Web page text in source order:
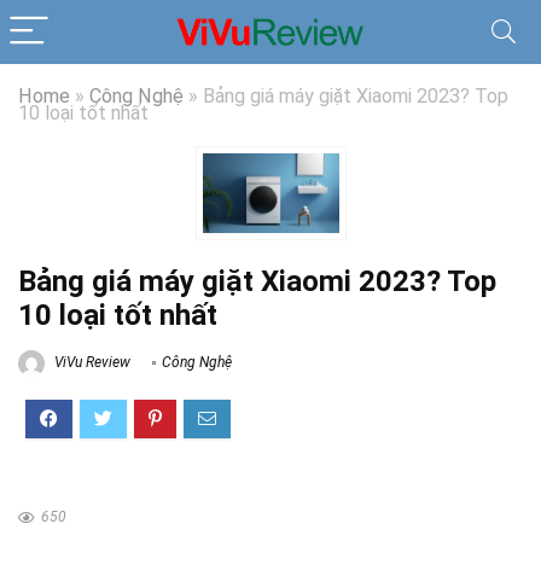
Home » Công Nghệ » Bảng giá máy giặt Xiaomi 2023? Top
10 loại tốt nhất
Bảng giá máy giặt Xiaomi 2023? Top
10 loại tốt nhất
ViVu Review Công Nghệ
650